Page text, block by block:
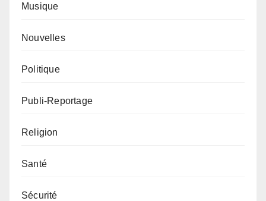
Musique
Nouvelles
Politique
Publi-Reportage
Religion
Santé
Sécurité